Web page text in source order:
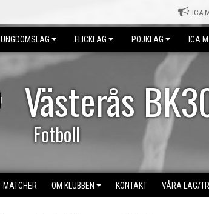
ICA
UNGDOMSLAG FLICKLAG POJKLAG ICA
Västerås
Fotboll
MATCHER OM KLUBBEN KONTAKT VÅRA LAG/